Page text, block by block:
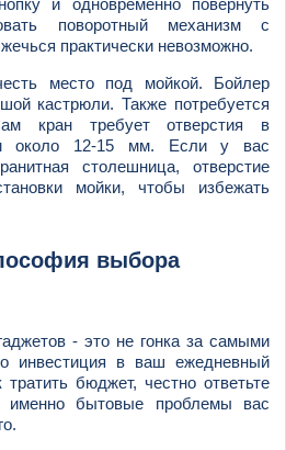
поворотный механизм с
практически невозможно.
место под мойкой. Бойлер
кастрюли. Также потребуется
кран требует отверстия в
около 12-15 мм. Если у вас
столешница, отверстие
мойки, чтобы избежать
выбора
- это не гонка за самыми
инвестиция в ваш ежедневный
бюджет, честно ответьте
именно бытовые проблемы вас